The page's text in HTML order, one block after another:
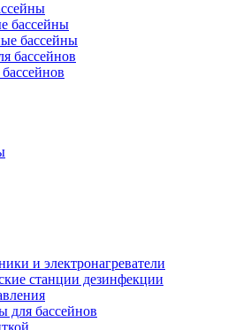
бассейны
бассейны
бассейнов
и электронагреватели
станции дезинфекции
для бассейнов